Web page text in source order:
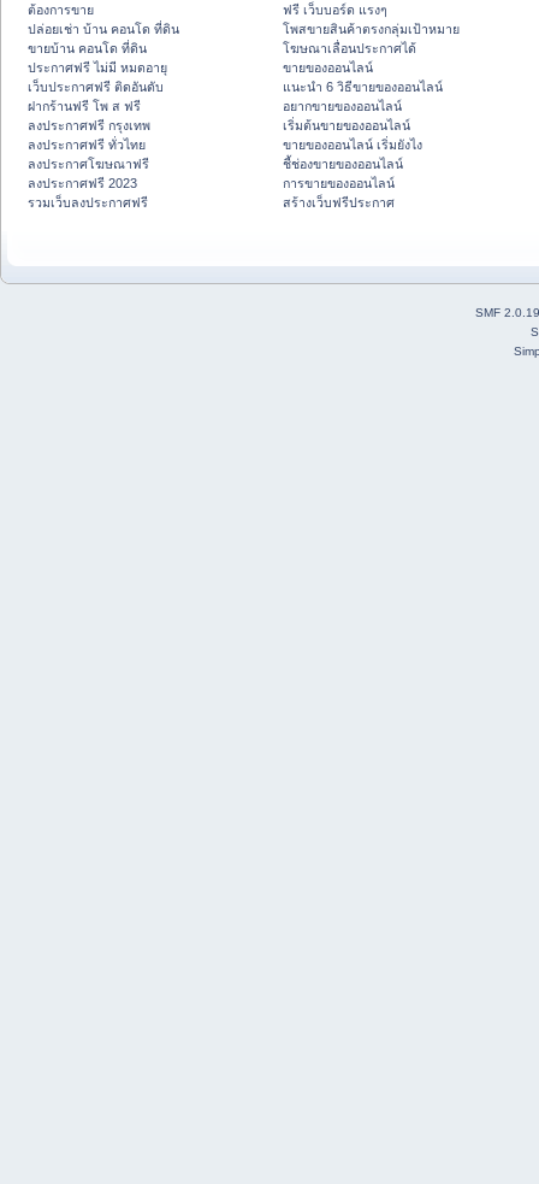
ต้องการขาย
ปล่อยเช่า บ้าน คอนโด ที่ดิน
ขายบ้าน คอนโด ที่ดิน
ประกาศฟรี ไม่มี หมดอายุ
เว็บประกาศฟรี ติดอันดับ
ฝากร้านฟรี โพ ส ฟรี
ลงประกาศฟรี กรุงเทพ
ลงประกาศฟรี ทั่วไทย
ลงประกาศโฆษณาฟรี
ลงประกาศฟรี 2023
รวมเว็บลงประกาศฟรี
ฟรี เว็บบอร์ด แรงๆ
โพสขายสินค้าตรงกลุ่มเป้าหมาย
โฆษณาเลื่อนประกาศได้
ขายของออนไลน์
แนะนำ 6 วิธีขายของออนไลน์
อยากขายของออนไลน์
เริ่มต้นขายของออนไลน์
ขายของออนไลน์ เริ่มยังไง
ชี้ช่องขายของออนไลน์
การขายของออนไลน์
สร้างเว็บฟรีประกาศ
SMF 2.0.19